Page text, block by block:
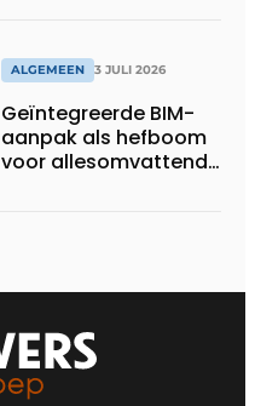
ALGEMEEN 3 JULI 2026
Geïntegreerde BIM-
aanpak als hefboom
voor allesomvattende